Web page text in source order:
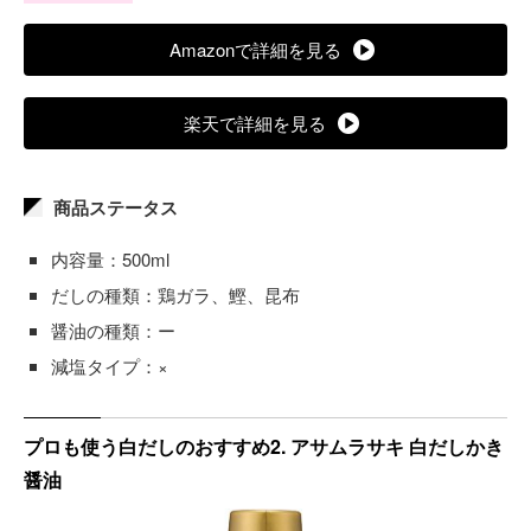
Amazonで詳細を見る
楽天で詳細を見る
商品ステータス
内容量：500ml
だしの種類：鶏ガラ、鰹、昆布
醤油の種類：ー
減塩タイプ：×
プロも使う白だしのおすすめ2. アサムラサキ 白だしかき
醤油